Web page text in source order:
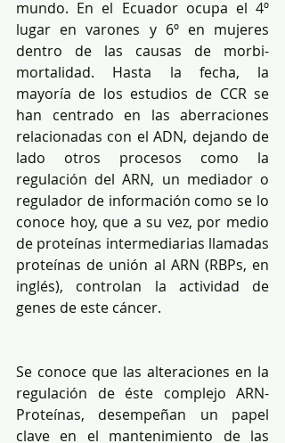
mundo. En el Ecuador ocupa el 4º
lugar en varones y 6º en mujeres
dentro de las causas de morbi-
mortalidad. Hasta la fecha, la
mayoría de los estudios de CCR se
han centrado en las aberraciones
relacionadas con el ADN, dejando de
lado otros procesos como la
regulación del ARN, un mediador o
regulador de información como se lo
conoce hoy, que a su vez, por medio
de proteínas intermediarias llamadas
proteínas de unión al ARN (RBPs, en
inglés), controlan la actividad de
genes de este cáncer.
Se conoce que las alteraciones en la
regulación de éste complejo ARN-
Proteínas, desempeñan un papel
clave en el mantenimiento de las